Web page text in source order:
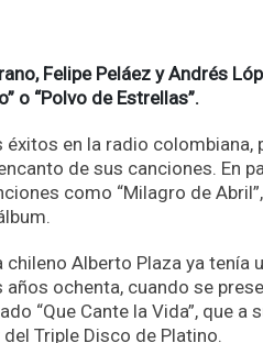
Felipe Peláez y Andrés
o “Polvo de Estrellas”.
en la radio colombiana,
de sus canciones. En
como “Milagro de Abril”,
Alberto Plaza ya tenía
ochenta, cuando se
“Que Cante la Vida”, que a
Triple Disco de Platino.